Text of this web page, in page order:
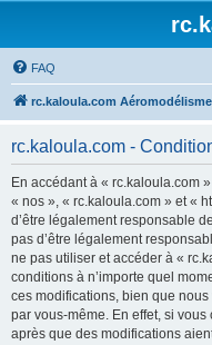
FAQ
rc.kaloula.com Aéromodélisme
rc.kaloula.com -
En accédant à « rc.kaloula.com
« nos », « rc.kaloula.com » et «
d’être légalement responsable
pas d’être légalement
ne pas utiliser et accéder à «
conditions à n’importe quel
ces modifications, bien que
par vous-même. En effet, si
après que des modifications